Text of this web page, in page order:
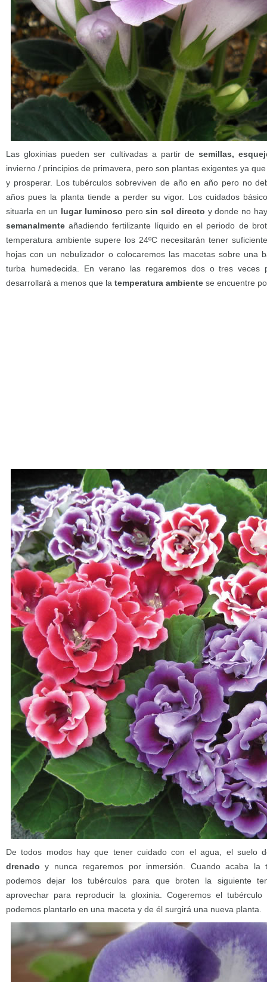
Las gloxinias pueden ser cultivadas a partir desemillas,
invierno / principios de primavera, pero son plantas exigentes ya
y prosperar. Los tubérculos sobreviven de año en año pero no
años pues la planta tiende a perder su vigor. Los cuidados
situarla en un lugar luminoso perosin sol directo y donde no
semanalmente añadiendo fertilizante líquido en el periodo de
temperatura ambiente supere los 24ºC necesitarán tener
hojas con un nebulizador o colocaremos las macetas sobre una
turba humedecida. En verano las regaremos dos o tres
desarrollará a menos que la temperatura ambiente se encuentre
De todos modos hay que tener cuidado con el agua, el suelo
drenado y nunca regaremos por inmersión. Cuando acaba la
podemos dejar los tubérculos para que broten la siguiente
aprovechar para reproducir la gloxinia. Cogeremos el
podemos plantarlo en una maceta y de él surgirá una nueva planta.